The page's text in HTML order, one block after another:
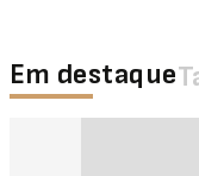
Em destaque